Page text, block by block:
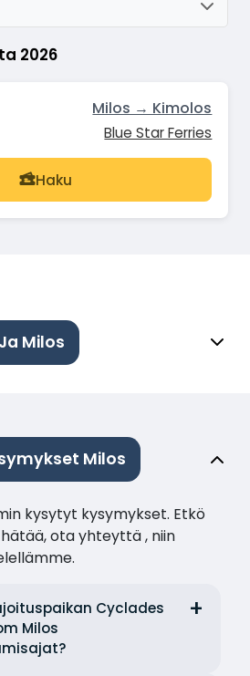
2026
Milos → Kimolos
Blue Star Ferries
Haku
Milos
Milos
kysytyt kysymykset. Etkö
ota yhteyttä , niin
Cyclades
Milos